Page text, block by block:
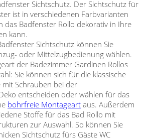
Sichtschutz. Der Sichtschutz für
ist in verschiedenen Farbvarianten
das Badfenster Rollo dekorativ in Ihre
kann.
Sichtschutz können Sie
oder Mittelzugbedienung wählen.
der Badezimmer Gardinen Rollos
Sie können sich für die klassische
mit Schrauben bei der
entscheiden oder wählen für das
bohrfreie Montageartaus. Außerdem
Stoffe für das Bad Rollo mit
zur Auswahl. So können Sie
Sichtschutz fürs Gäste WC